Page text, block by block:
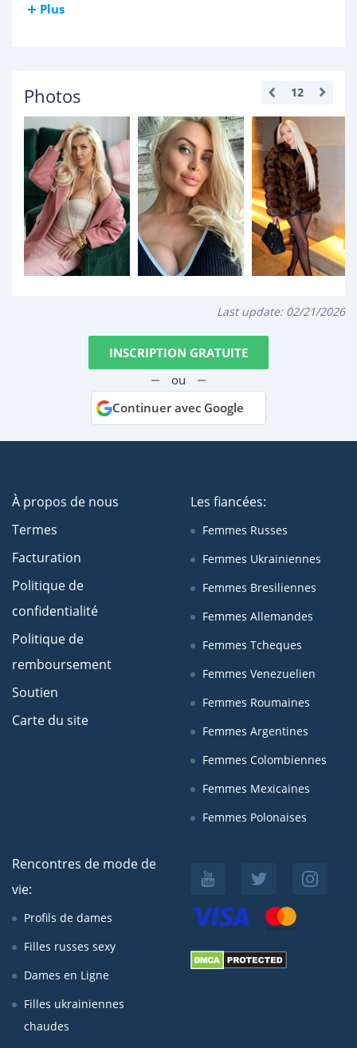
Plus
Photos 12
Last update: 02/21/2026
INSCRIPTION GRATUITE
ou
Continuer avec Google
À propos de nous
Termes
Facturation
Politique de
confidentialité
Politique de
remboursement
Soutien
Carte du site
Les fiancées:
Femmes Russes
Femmes Ukrainiennes
Femmes Bresiliennes
Femmes Allemandes
Femmes Tcheques
Femmes Venezuelien
Femmes Roumaines
Femmes Argentines
Femmes Colombiennes
Femmes Mexicaines
Femmes Polonaises
Rencontres de mode de
vie:
Profils de dames
Filles russes sexy
Dames en Ligne
Filles ukrainiennes
chaudes